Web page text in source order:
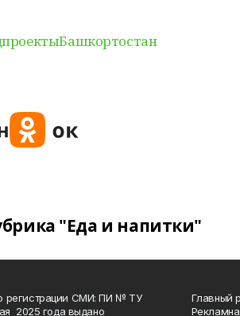
"Еда и напитки"
регистрации СМИ: ПИ № ТУ
2025 года выдано
Главный